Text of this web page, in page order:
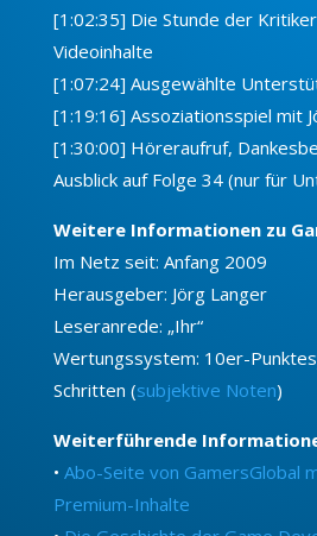
[1:02:35] Die Stunde der
Videoinhalte
[1:07:24] Ausgewählte
[1:19:16] Assoziationsspiel mit
[1:30:00] Höreraufruf,
Ausblick auf Folge 34 (nur für
Weitere Informationen zu
Im Netz seit: Anfang 2009
Herausgeber: Jörg Langer
Leseranrede: „Ihr“
Wertungssystem: 10er-
Schritten (subjektive Noten)
Weiterführende
• Abo-Seite von GamersGlobal
Premium-Inhalte